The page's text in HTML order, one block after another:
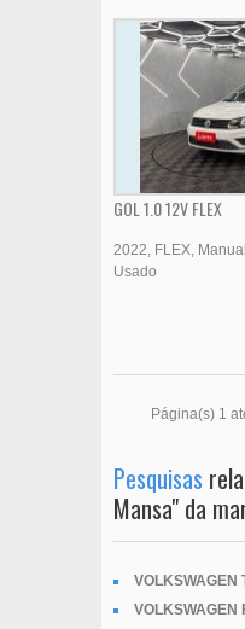
GOL 1.0 12V FLEX
2022 FLEX Manual
Usado
Página(s) 1
Pesquisas
Mansa" da
VOLKSWAGEN
VOLKSWAGEN